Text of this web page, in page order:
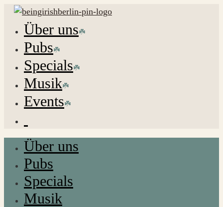
Über uns
Pubs
Specials
Musik
Events
Über uns
Pubs
Specials
Musik